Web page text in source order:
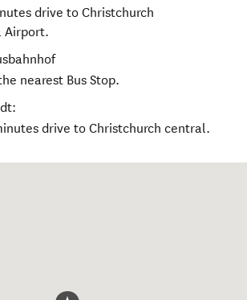
drive to Christchurch
Airport.
nearest Bus Stop.
drive to Christchurch central.